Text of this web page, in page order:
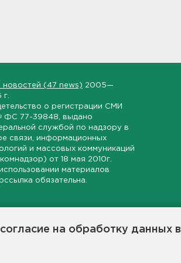
на обработку данных в
новостей (47 news) 2005—
г.
о регистрации СМИ
ФС 77-39848 , выдано
службой по надзору в
связи, информационных
и массовых коммуникаций
от 18 мая 2010г.
материалов
обязательна.
активности в регионе.
площадкой для свободного